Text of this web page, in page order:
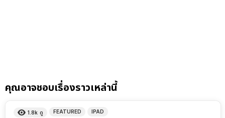
คุณอาจชอบเรื่องราวเหล่านี้
1.8k ดู FEATURED IPAD